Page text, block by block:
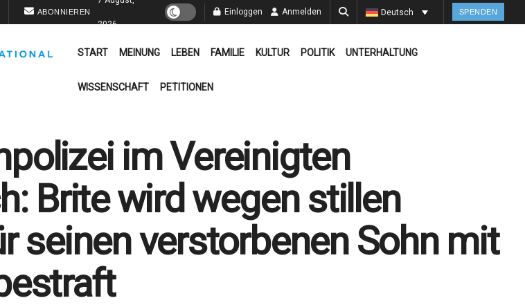
ABONNIEREN
2026
Einloggen Anmelden Deutsch SPENDEN
START MEINUNG LEBEN FAMILIE KULTUR POLITIK UNTERHALTUNG
WISSENSCHAFT PETITIONEN
im Vereinigten
Brite wird wegen stillen
seinen verstorbenen Sohn mit